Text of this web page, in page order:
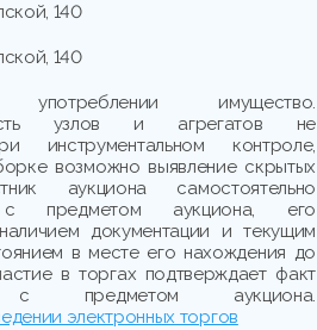
140
140
имущество.
узлов и агрегатов не
инструментальном контроле,
возможно выявление скрытых
аукциона самостоятельно
с предметом аукциона, его
документации и текущим
в месте его нахождения до
в торгах подтверждает факт
с предметом аукциона.
электронных торгов